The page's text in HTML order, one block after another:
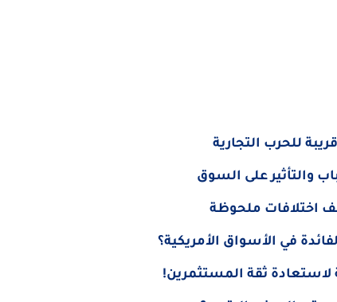
للحرب التجارية
في الأسواق الأمريكية؟